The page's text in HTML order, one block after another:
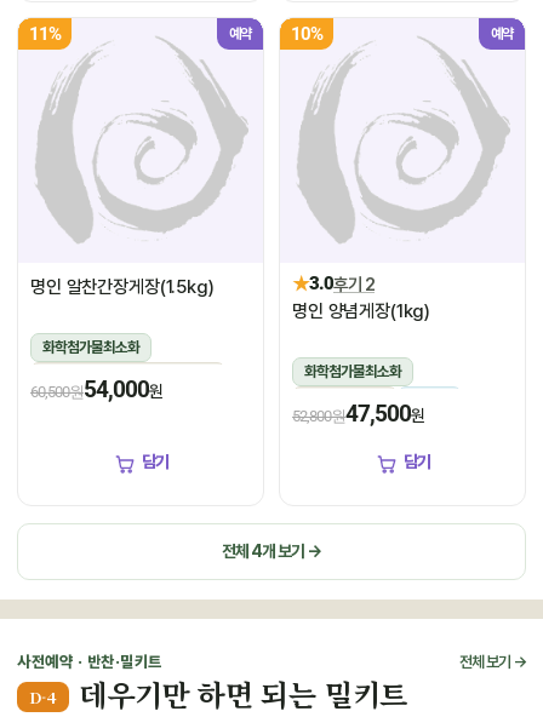
11% 예약
명인 알찬간장게장(1.5kg)
화학첨가물최소화
1.5kg(꽃게450g,장물1,050g)
냉장
60,500원54,000원
담기
10% 예약
★3.0후기 2
명인 양념게장(1kg)
화학첨가물최소화
1kg(5미~6미)
52,800원47,500원
담기
전체 4개 보기 →
사전예약 · 반찬·밀키트 전체 보기 →
D-4 데우기만 하면 되는 밀키트